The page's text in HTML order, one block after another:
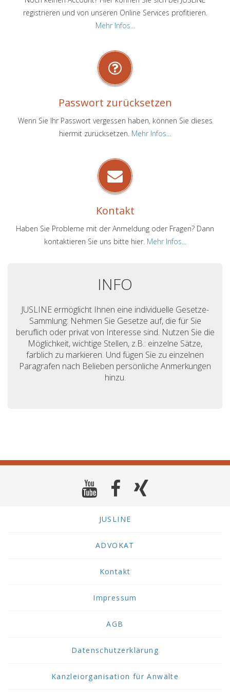
registrieren und von unseren Online Services profitieren.
Mehr Infos...
Passwort zurücksetzen
Wenn Sie Ihr Passwort vergessen haben, können Sie dieses
hiermit zurücksetzen. Mehr Infos...
Kontakt
Haben Sie Probleme mit der Anmeldung oder Fragen? Dann
kontaktieren Sie uns bitte hier. Mehr Infos...
INFO
JUSLINE ermöglicht Ihnen eine individuelle Gesetze-
Sammlung: Nehmen Sie Gesetze auf, die für Sie
beruflich oder privat von Interesse sind. Nutzen Sie die
Möglichkeit, wichtige Stellen, z.B.: einzelne Sätze,
farblich zu markieren. Und fügen Sie zu einzelnen
Paragrafen nach Belieben persönliche Anmerkungen
hinzu.
JUSLINE
ADVOKAT
Kontakt
Impressum
AGB
Datenschutzerklärung
Kanzleiorganisation für Anwälte